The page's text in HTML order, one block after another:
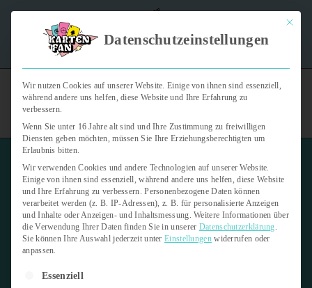
"Kartenfan – Der Podcast" | Das Hobby auf die Ohren |
Road Dogg Illusion Panini
Chronicles WWE 2023
Mit
Datenschutzeinstellungen
Wir nutzen Cookies auf unserer Website. Einige von ihnen sind essenziell,
während andere uns helfen, diese Website und Ihre Erfahrung zu
verbessern.
Wenn Sie unter 16 Jahre alt sind und Ihre Zustimmung zu freiwilligen
Diensten geben möchten, müssen Sie Ihre Erziehungsberechtigten um
Erlaubnis bitten.
Wir verwenden Cookies und andere Technologien auf unserer Website.
Einige von ihnen sind essenziell, während andere uns helfen, diese Website
und Ihre Erfahrung zu verbessern. Personenbezogene Daten können
verarbeitet werden (z. B. IP-Adressen), z. B. für personalisierte Anzeigen
und Inhalte oder Anzeigen- und Inhaltsmessung. Weitere Informationen über
die Verwendung Ihrer Daten finden Sie in unserer Datenschutzerklärung.
Sie können Ihre Auswahl jederzeit unterEinstellungenwiderrufen oder
anpassen.
Es folgt eine Liste der Service-Gruppen, für die eine Einwilligung
Essenziell